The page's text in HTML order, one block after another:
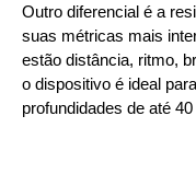
Outro diferencial é a
suas métricas mais
estão distância, ritmo,
o dispositivo é ideal
profundidades de até